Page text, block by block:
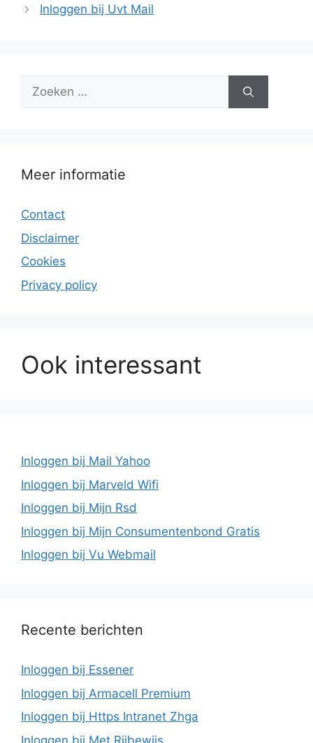
Inloggen bij Uvt Mail
Zoek
Meer informatie
Contact
Disclaimer
Cookies
Privacy policy
Ook interessant
Inloggen bij Mail Yahoo
Inloggen bij Marveld Wifi
Inloggen bij Mijn Rsd
Inloggen bij Mijn Consumentenbond Gratis
Inloggen bij Vu Webmail
Recente berichten
Inloggen bij Essener
Inloggen bij Armacell Premium
Inloggen bij Https Intranet Zhga
Inloggen bij Met Rijbewijs